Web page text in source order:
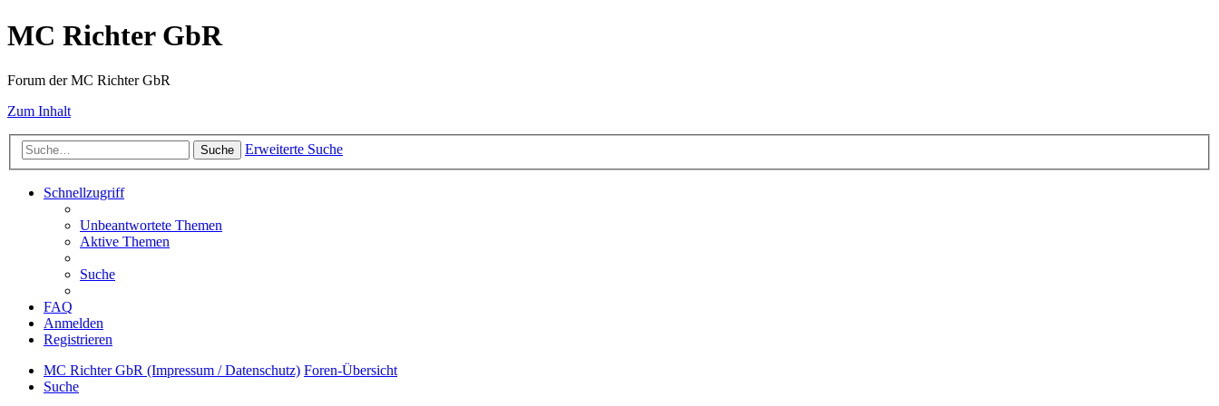
MC Richter GbR
Forum der MC Richter GbR
Zum Inhalt
Suche Erweiterte Suche
Schnellzugriff
Unbeantwortete Themen
Aktive Themen
Suche
FAQ
Anmelden
Registrieren
MC Richter GbR (Impressum / Datenschutz) Foren-Übersicht
Suche